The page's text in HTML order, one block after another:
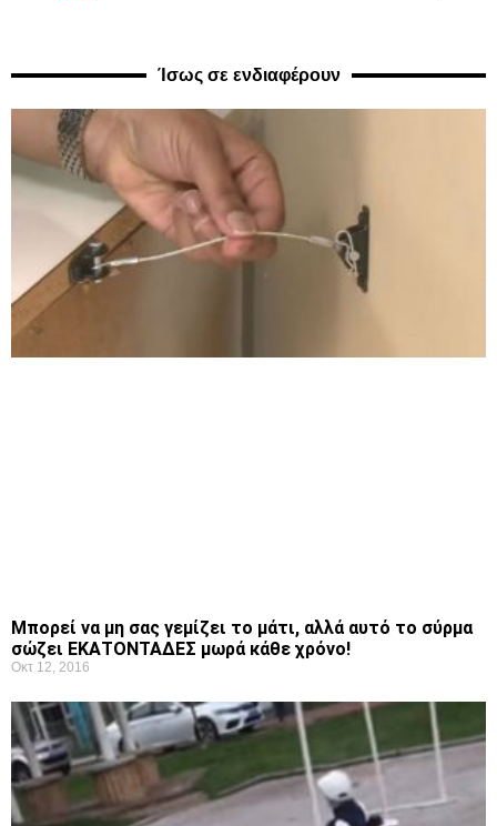
Ίσως σε ενδιαφέρουν
Μπορεί να μη σας γεμίζει το μάτι, αλλά αυτό το σύρμα
σώζει ΕΚΑΤΟΝΤΑΔΕΣ μωρά κάθε χρόνο!
Οκτ 12, 2016